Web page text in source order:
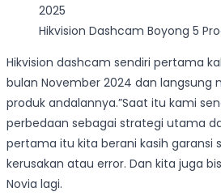
Hikvision Dashcam Boyong 5
Hikvision dashcam sendiri pertama
bulan November 2024 dan langsung
produk andalannya.”Saat itu kami
perbedaan sebagai strategi utama
pertama itu kita berani kasih garansi
kerusakan atau error. Dan kita juga
Novia lagi.